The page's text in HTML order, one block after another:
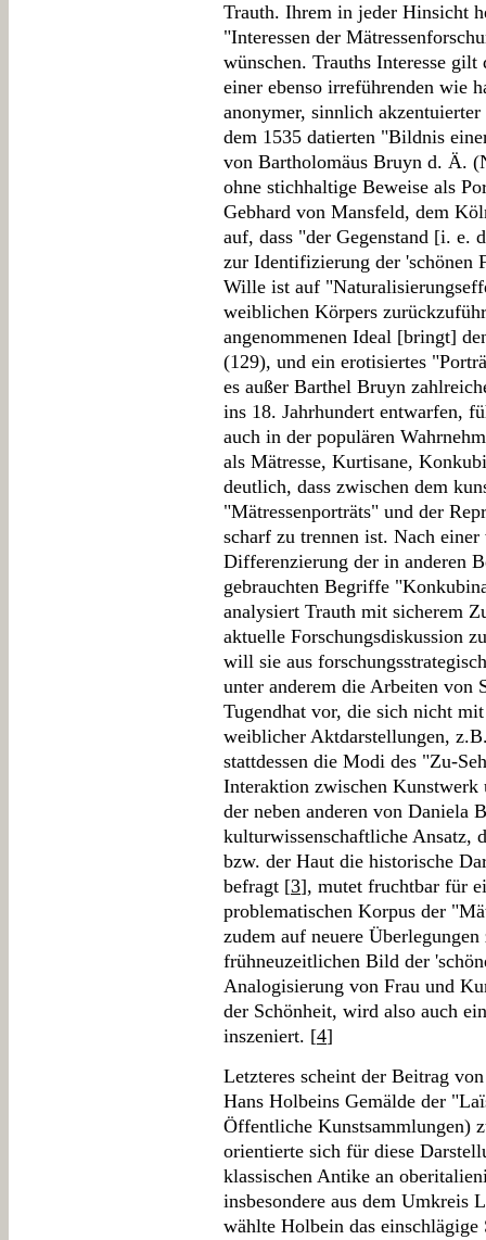
Trauth. Ihrem in jeder Hinsicht
"Interessen der
wünschen. Trauths Interesse
einer ebenso irreführenden wie
anonymer, sinnlich
dem 1535 datierten "Bildnis
von Bartholomäus Bruyn d. Ä.
ohne stichhaltige Beweise als
Gebhard von Mansfeld, dem
auf, dass "der Gegenstand [i. e.
zur Identifizierung der 'schönen
Wille ist auf
weiblichen Körpers
angenommenen Ideal [bringt]
(129), und ein erotisiertes
es außer Barthel Bruyn
ins 18. Jahrhundert entwarfen,
auch in der populären
als Mätresse, Kurtisane,
deutlich, dass zwischen dem
"Mätressenporträts" und der
scharf zu trennen ist. Nach
Differenzierung der in anderen
gebrauchten Begriffe
analysiert Trauth mit sicherem
aktuelle Forschungsdiskussion
will sie aus
unter anderem die Arbeiten von
Tugendhat vor, die sich nicht
weiblicher Aktdarstellungen,
stattdessen die Modi des "Zu-
Interaktion zwischen Kunstwerk
der neben anderen von Daniela
kulturwissenschaftliche Ansatz,
bzw. der Haut die historische
befragt [3], mutet fruchtbar für
problematischen Korpus der
zudem auf neuere
frühneuzeitlichen Bild der
Analogisierung von Frau und
der Schönheit, wird also auch
inszeniert. [4]
Letzteres scheint der Beitrag
Hans Holbeins Gemälde der
Öffentliche Kunstsammlungen)
orientierte sich für diese
klassischen Antike an
insbesondere aus dem Umkreis
wählte Holbein das